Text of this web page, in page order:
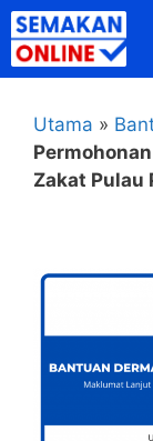
Skip
to
content
Utama »
Zakat Pulau